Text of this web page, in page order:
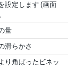
設定します (画面
量
滑らかさ
り角ばったビネッ